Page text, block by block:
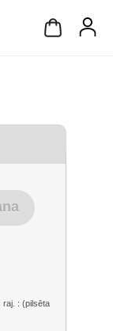
raj. : (pilsēta